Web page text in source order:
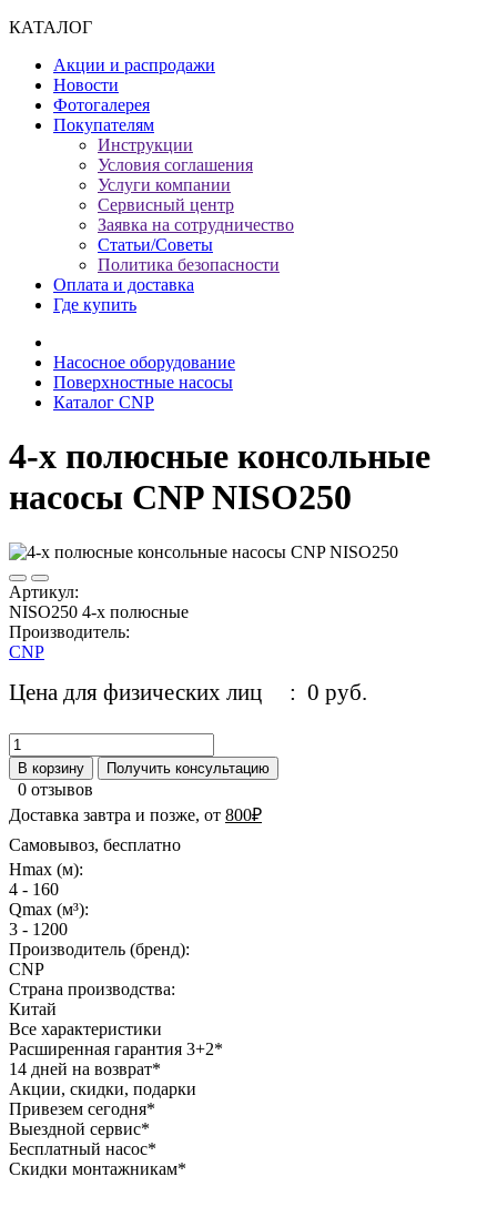
КАТАЛОГ
Акции и распродажи
Новости
Фотогалерея
Покупателям
Инструкции
Условия соглашения
Услуги компании
Сервисный центр
Заявка на сотрудничество
Статьи/Советы
Политика безопасности
Оплата и доставка
Где купить
Насосное оборудование
Поверхностные насосы
Каталог CNP
4-х полюсные консольные
насосы CNP NISO250
Артикул:
NISO250 4-х полюсные
Производитель:
CNP
Цена для физических лиц : 0 руб.
В корзину Получить консультацию
0 отзывов
Доставка завтра и позже, от 800₽
Самовывоз, бесплатно
Hmax (м):
4 - 160
Qmax (м³):
3 - 1200
Производитель (бренд):
CNP
Страна производства:
Китай
Все характеристики
Расширенная гарантия 3+2*
14 дней на возврат*
Акции, скидки, подарки
Привезем сегодня*
Выездной сервис*
Бесплатный насос*
Скидки монтажникам*